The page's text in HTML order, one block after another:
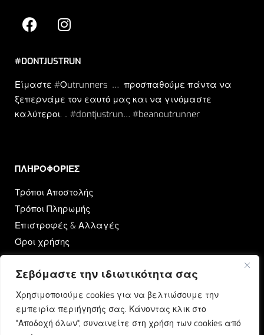
Σεβόμαστε την ιδιωτικότητα σας
Χρησιμοποιούμε cookies για να βελτιώσουμε την
εμπειρία περιήγησής σας. Κάνοντας κλικ στο
"Αποδοχή όλων", συναινείτε στη χρήση των cookies από
#DONTJUSTRUN
Είμαστε #Οutrunners … προσπαθούμε πάντα να
ξεπερνάμε τον εαυτό μας και να γινόμαστε
καλύτεροι. .. #dontjustrun… #beanoutrunner
ΠΛΗΡΟΦΟΡΙΕΣ​
Τρόποι Αποστολής
Τρόποι Πληρωμής
Επιστροφές & Αλλαγές
Όροι χρήσης
Πολιτική Απορρήτου
Ποιοι Είμαστε
Επικοινωνία